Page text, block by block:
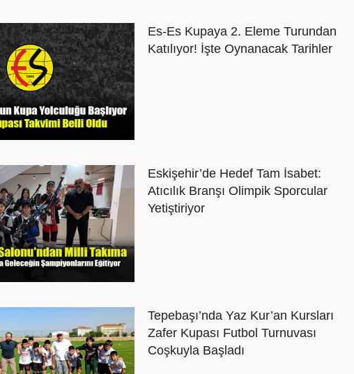
Es-Es Kupaya 2. Eleme Turundan
Katılıyor! İşte Oynanacak Tarihler
Eskişehir’de Hedef Tam İsabet:
Atıcılık Branşı Olimpik Sporcular
Yetiştiriyor
Tepebaşı’nda Yaz Kur’an Kursları
Zafer Kupası Futbol Turnuvası
Coşkuyla Başladı